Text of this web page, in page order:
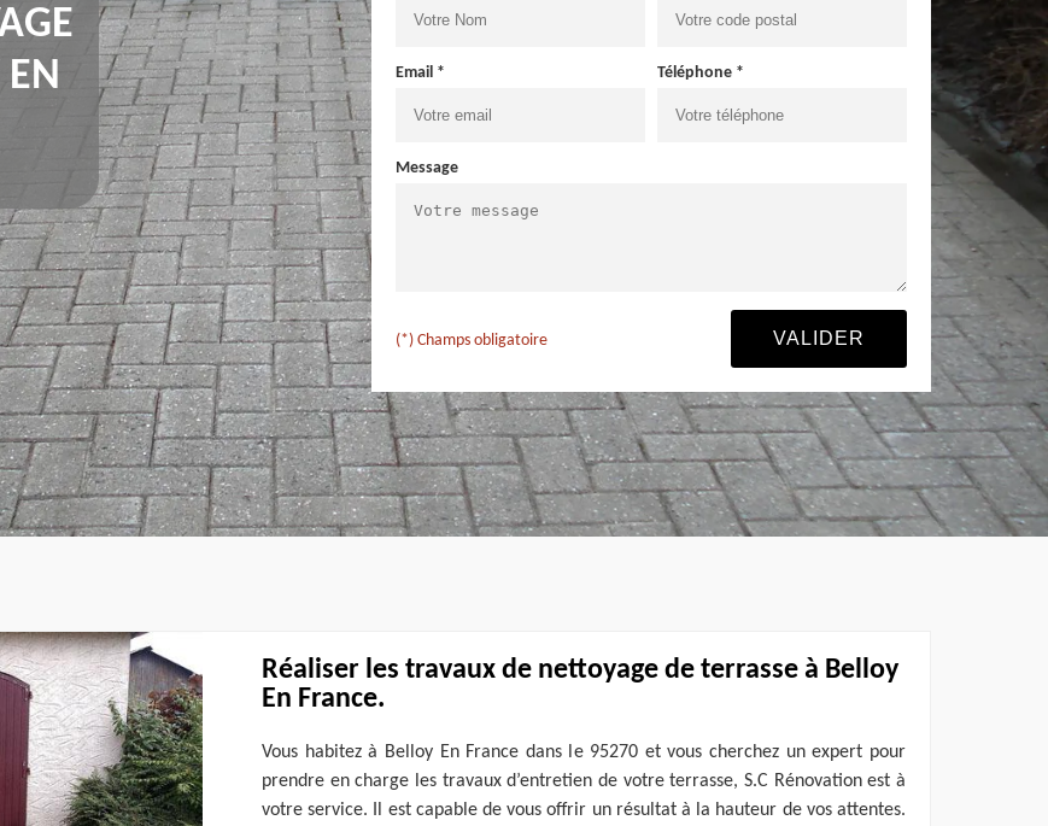
EN
Email * Téléphone *
Message
(*) Champs obligatoire
Réaliser les travaux de nettoyage de terrasse à Belloy
En France.
Vous habitez à Belloy En France dans le 95270 et vous cherchez un expert pour
prendre en charge les travaux d’entretien de votre terrasse, S.C Rénovation est à
votre service. Il est capable de vous offrir un résultat à la hauteur de vos attentes.